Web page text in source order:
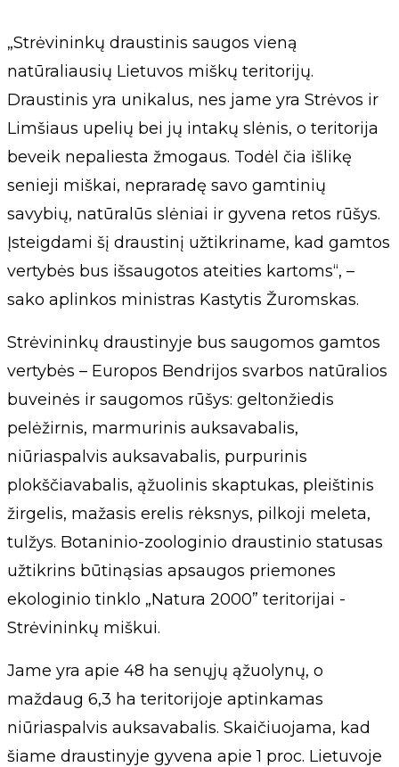
„Strėvininkų draustinis saugos vieną
natūraliausių Lietuvos miškų teritorijų.
Draustinis yra unikalus, nes jame yra Strėvos ir
Limšiaus upelių bei jų intakų slėnis, o teritorija
beveik nepaliesta žmogaus. Todėl čia išlikę
senieji miškai, nepraradę savo gamtinių
savybių, natūralūs slėniai ir gyvena retos rūšys.
Įsteigdami šį draustinį užtikriname, kad gamtos
vertybės bus išsaugotos ateities kartoms“, –
sako aplinkos ministras Kastytis Žuromskas.
Strėvininkų draustinyje bus saugomos gamtos
vertybės – Europos Bendrijos svarbos natūralios
buveinės ir saugomos rūšys: geltonžiedis
pelėžirnis, marmurinis auksavabalis,
niūriaspalvis auksavabalis, purpurinis
plokščiavabalis, ąžuolinis skaptukas, pleištinis
žirgelis, mažasis erelis rėksnys, pilkoji meleta,
tulžys. Botaninio-zoologinio draustinio statusas
užtikrins būtinąsias apsaugos priemones
ekologinio tinklo „Natura 2000” teritorijai -
Strėvininkų miškui.
Jame yra apie 48 ha senųjų ąžuolynų, o
maždaug 6,3 ha teritorijoje aptinkamas
niūriaspalvis auksavabalis. Skaičiuojama, kad
šiame draustinyje gyvena apie 1 proc. Lietuvoje